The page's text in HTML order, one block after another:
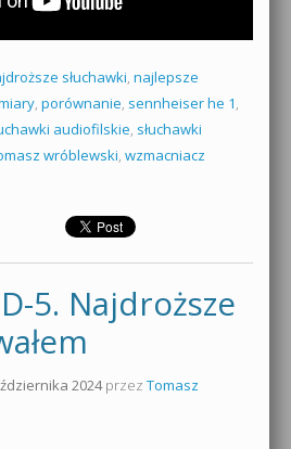
słuchawki, najlepsze
, porównanie, sennheiser he 1,
audiofilskie, słuchawki
wróblewski, wzmacniacz
5. Najdroższe
2024przez Tomasz